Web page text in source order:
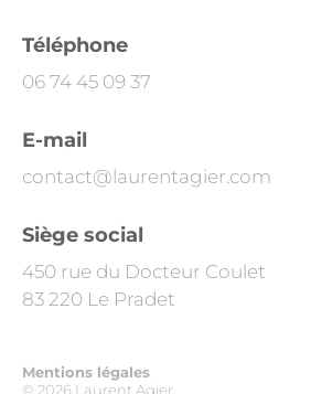
n
k
d
i
n
u
t
e
r
Téléphone
06 74 45 09 37
E-mail
contact@laurentagier.com
Siège social
450 rue du Docteur Coulet
83 220 Le Pradet
Mentions légales
© 2026 Laurent Agier